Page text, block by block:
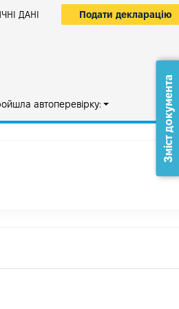
ДАНІ Подати декларацію
автоперевірку: Зміст документа